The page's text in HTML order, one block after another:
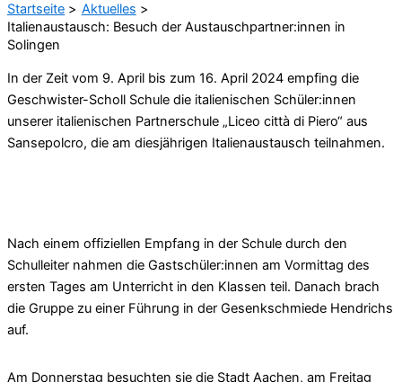
Startseite
Aktuelles
Italienaustausch: Besuch der Austauschpartner:innen in
Solingen
In der Zeit vom 9. April bis zum 16. April 2024 empfing die
Geschwister-Scholl Schule die italienischen Schüler:innen
unserer italienischen Partnerschule „Liceo città di Piero“ aus
Sansepolcro, die am diesjährigen Italienaustausch teilnahmen.
Nach einem offiziellen Empfang in der Schule durch den
Schulleiter nahmen die Gastschüler:innen am Vormittag des
ersten Tages am Unterricht in den Klassen teil. Danach brach
die Gruppe zu einer Führung in der Gesenkschmiede Hendrichs
auf.
Am Donnerstag besuchten sie die Stadt Aachen, am Freitag